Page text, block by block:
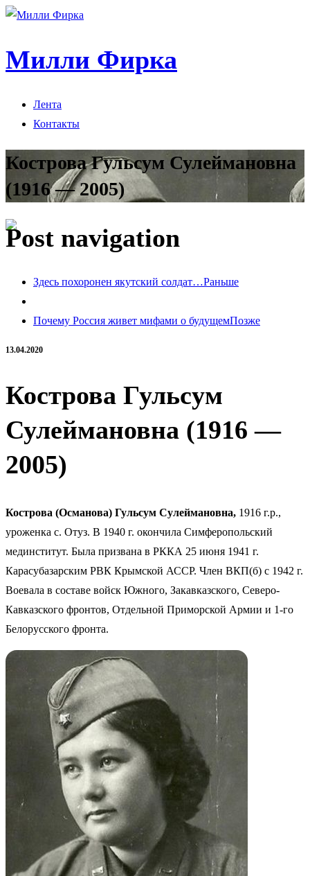
Милли Фирка
Лента
Контакты
Кострова Гульсум Сулеймановна
(1916 — 2005)
Post navigation
Здесь похоронен якутский солдат…Раньше
Почему Россия живет мифами о будущемПозже
13.04.2020
Кострова Гульсум
Сулеймановна (1916 —
2005)
Кострова (Османова) Гульсум Сулеймановна, 1916 г.р.,
уроженка с. Отуз. В 1940 г. окончила Симферопольский
мединститут. Была призвана в РККА 25 июня 1941 г.
Карасубазарским РВК Крымской АССР. Член ВКП(б) с 1942 г.
Воевала в составе войск Южного, Закавказского, Северо-
Кавказского фронтов, Отдельной Приморской Армии и 1-го
Белорусского фронта.